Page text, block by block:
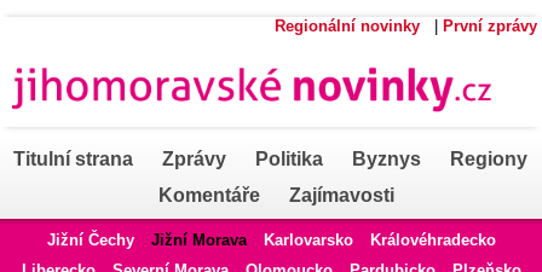
Regionální novinky První zprávy
Titulní strana Zprávy Politika Byznys
Regiony
Komentáře
Zajímavosti
Jižní Čechy Jižní Morava Karlovarsko
Královéhradecko